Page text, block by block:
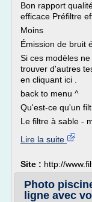
Bon rapport
efficace Préfiltre
Moins
Émission de bruit
Si ces modèles
trouver d'autres
en cliquant ici .
back to menu ^
Qu'est-ce qu'un
Le filtre à sable -
Lire la suite
Site : http://
Photo
ligne avec